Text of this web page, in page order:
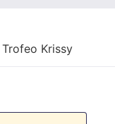
Trofeo Krissy